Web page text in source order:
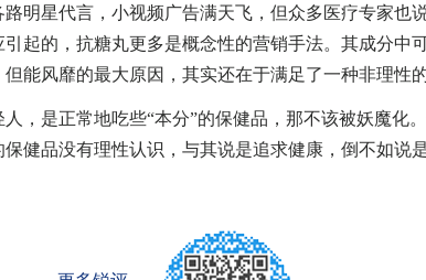
明星代言，小视频广告满天飞，但众多医疗专家也
起的，抗糖丸更多是概念性的营销手法。其成分中
能风靡的最大原因，其实还在于满足了一种非理性
是正常地吃些“本分”的保健品，那不该被妖魔化。
健品没有理性认识，与其说是追求健康，倒不如说